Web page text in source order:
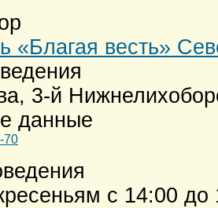
«Благая весть»
, 3-й
данные
70
с 14:00 до